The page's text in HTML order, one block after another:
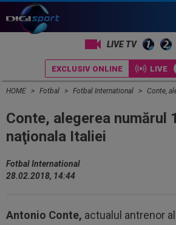
LIVE TV
EXCLUSIV ONLINE LIVE
HOME Fotbal Fotbal International Conte,
Conte, alegerea numărul
naţionala Italiei
Fotbal International
28.02.2018, 14:44
Antonio Conte, actualul antrenor